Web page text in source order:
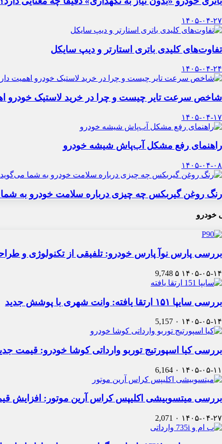
۱۴۰۵-۰۴-۲۷
تفاوت‌های کلیدی باتری استارتر و دیپ سایکل
۱۴۰۵-۰۴-۲۴
شاخص سرعت تایر چیست و چرا در خرید لاستیک خودرو
۱۴۰۵-۰۴-۱۷
راهنمای رفع مشکل آب‌پاش شیشه خودرو
۱۴۰۵-۰۴-۰۸
رنگ روغن گیربکس چه چیزی درباره سلامت خودرو به
خودرو
بررسی پارس نوآ پارس خودرو: تلفیقی از تکنولوژی و
۱۴۰۵-۰۵-۱۴ ۵ 9,748
بررسی سایپا ۱۵۱ ارتقا یافته: وانت شهری با پوشش جدید
۱۴۰۵-۰۵-۱۴ ۰ 5,157
بررسی کیا اسپورتیج توربو وارداتی کوشا خودرو: قیمت
۱۴۰۵-۰۵-۱۱ ۰ 6,164
بررسی میتسوبیشی اکلیپس کراس آرین موتور: افزایش
۱۴۰۵-۰۴-۲۷ ۰ 2,071